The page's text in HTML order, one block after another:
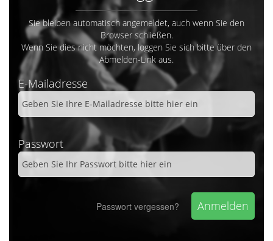
Sie bleiben automatisch angemeldet, auch wenn Sie den
Browser schließen.
Wenn Sie dies nicht möchten, loggen Sie sich bitte über den
Abmelden-Link aus.
E-Mailadresse
Passwort
Passwort vergessen?